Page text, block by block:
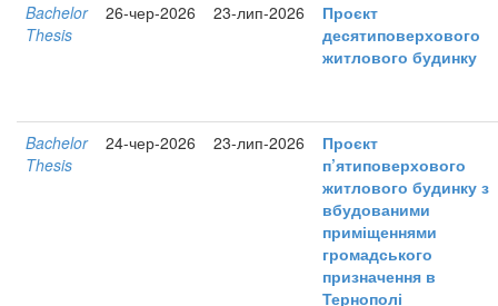
Bachelor
Thesis
26-чер-2026 23-лип-2026
Проєкт
десятиповерхового
житлового будинку
Bachelor
Thesis
24-чер-2026 23-лип-2026
Проєкт
п’ятиповерхового
житлового будинку з
вбудованими
приміщеннями
громадського
призначення в
Тернополі